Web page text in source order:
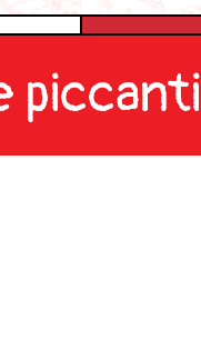
piccanti